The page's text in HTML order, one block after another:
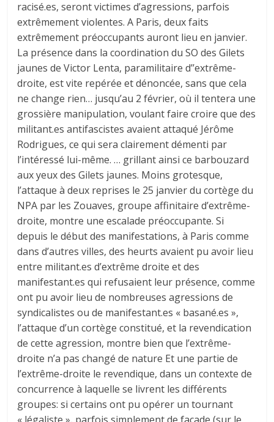
racisé.es, seront victimes d’agressions, parfois
extrêmement violentes. A Paris, deux faits
extrêmement préoccupants auront lieu en janvier.
La présence dans la coordination du SO des Gilets
jaunes de Victor Lenta, paramilitaire d’’extrême-
droite, est vite repérée et dénoncée, sans que cela
ne change rien… jusqu’au 2 février, où il tentera une
grossière manipulation, voulant faire croire que des
militant.es antifascistes avaient attaqué Jérôme
Rodrigues, ce qui sera clairement démenti par
l’intéressé lui-même. … grillant ainsi ce barbouzard
aux yeux des Gilets jaunes. Moins grotesque,
l’attaque à deux reprises le 25 janvier du cortège du
NPA par les Zouaves, groupe affinitaire d’extrême-
droite, montre une escalade préoccupante. Si
depuis le début des manifestations, à Paris comme
dans d’autres villes, des heurts avaient pu avoir lieu
entre militant.es d’extrême droite et des
manifestant.es qui refusaient leur présence, comme
ont pu avoir lieu de nombreuses agressions de
syndicalistes ou de manifestant.es « basané.es »,
l’attaque d’un cortège constitué, et la revendication
de cette agression, montre bien que l’extrême-
droite n’a pas changé de nature Et une partie de
l’extrême-droite le revendique, dans un contexte de
concurrence à laquelle se livrent les différents
groupes: si certains ont pu opérer un tournant